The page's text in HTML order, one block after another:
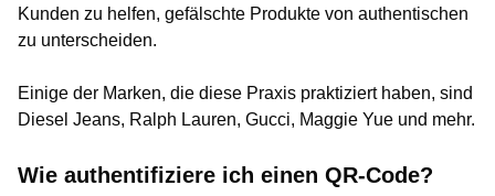
Kunden zu helfen, gefälschte Produkte von authentischen
zu unterscheiden.
Einige der Marken, die diese Praxis praktiziert haben, sind
Diesel Jeans, Ralph Lauren, Gucci, Maggie Yue und mehr.
Wie authentifiziere ich einen QR-Code?